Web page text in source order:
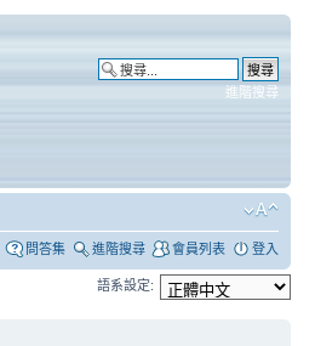
進階搜尋
問答集 進階搜尋 會員列表 登入
語系設定: